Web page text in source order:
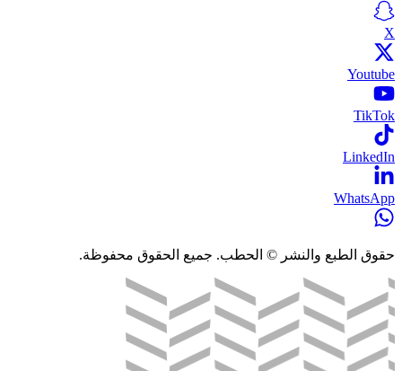
X
Youtube
TikTok
LinkedIn
WhatsApp
حقوق الطبع والنشر © الحطب. جميع الحقوق محفوظة.